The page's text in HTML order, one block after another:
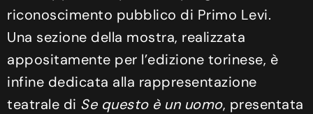
riconoscimento pubblico di Primo Levi.
Una sezione della mostra, realizzata
appositamente per l’edizione torinese, è
infine dedicata alla rappresentazione
teatrale di Se questo è un uomo, presentata